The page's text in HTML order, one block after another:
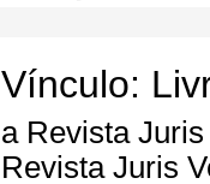
Vínculo:
a Revista
Revista Juris